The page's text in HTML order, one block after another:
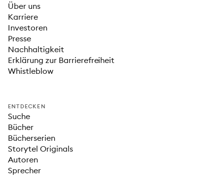
Über uns
Karriere
Investoren
Presse
Nachhaltigkeit
Erklärung zur Barrierefreiheit
Whistleblow
ENTDECKEN
Suche
Bücher
Bücherserien
Storytel Originals
Autoren
Sprecher